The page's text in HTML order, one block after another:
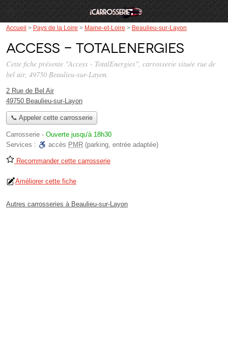
Accueil > Pays de la Loire > Maine-et-Loire > Beaulieu-sur-Layon
Access - TotalEnergies
Cette fiche présente "Access - TotalEnergies", carrosserie située rue de
bel air, 49750 Beaulieu-sur-Layon.
2 Rue de Bel Air
49750 Beaulieu-sur-Layon
📞 Appeler cette carrosserie
Carrosserie - Ouverte jusqu'à 18h30
Services :
accès PMR (parking, entrée adaptée)
Recommander cette carrosserie
Améliorer cette fiche
Autres carrosseries à Beaulieu-sur-Layon